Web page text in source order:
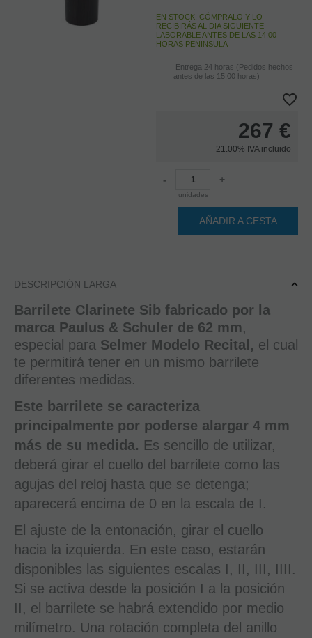
EN STOCK. CÓMPRALO Y LO
RECIBIRÁS AL DIA SIGUIENTE
LABORABLE ANTES DE LAS 14:00
HORAS PENINSULA
Entrega 24 horas (Pedidos hechos
antes de las 15:00 horas)
267 €
21.00% IVA incluido
-
unidades
+
AÑADIR A CESTA
DESCRIPCIÓN LARGA
Barrilete Clarinete Sib fabricado por la
marca Paulus & Schuler de 62 mm,
especial para Selmer Modelo Recital, el cual
te permitirá tener en un mismo barrilete
diferentes medidas.
Este barrilete se caracteriza
principalmente por poderse alargar 4 mm
más de su medida. Es sencillo de utilizar,
deberá girar el cuello del barrilete como las
agujas del reloj hasta que se detenga;
aparecerá encima de 0 en la escala de I.
El ajuste de la entonación, girar el cuello
hacia la izquierda. En este caso, estarán
disponibles las siguientes escalas I, II, III, IIII.
Si se activa desde la posición I a la posición
II, el barrilete se habrá extendido por medio
milímetro. Una rotación completa del anillo